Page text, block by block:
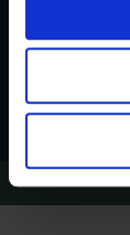
toekomst